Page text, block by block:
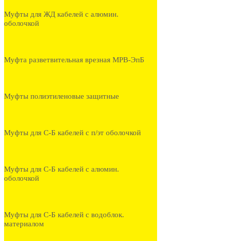
Муфты для ЖД кабелей с алюмин.
оболочкой
Муфта разветвительная врезная МРВ-ЭпБ
Муфты полиэтиленовые защитные
Муфты для С-Б кабелей с п/эт оболочкой
Муфты для С-Б кабелей с алюмин.
оболочкой
Муфты для С-Б кабелей с водоблок.
материалом